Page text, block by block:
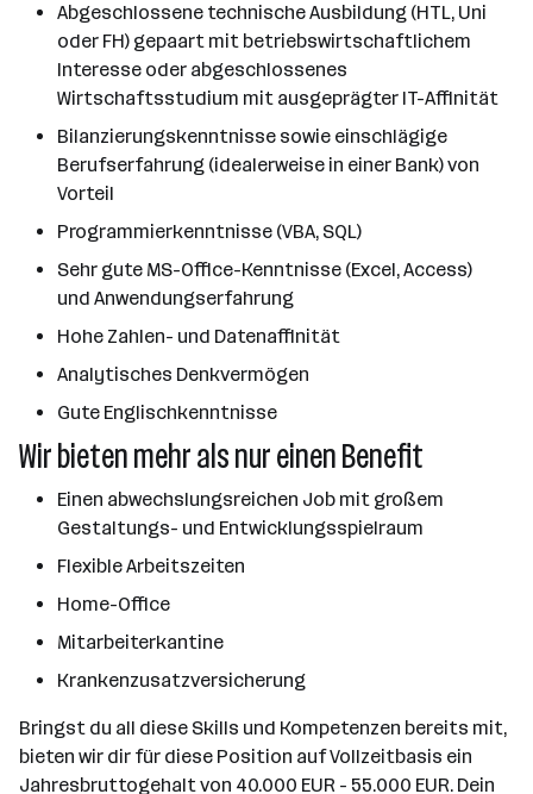
Abgeschlossene technische Ausbildung (HTL, Uni
oder FH) gepaart mit betriebswirtschaftlichem
Interesse oder abgeschlossenes
Wirtschaftsstudium mit ausgeprägter IT-Affinität
Bilanzierungskenntnisse sowie einschlägige
Berufserfahrung (idealerweise in einer Bank) von
Vorteil
Programmierkenntnisse (VBA, SQL)
Sehr gute MS-Office-Kenntnisse (Excel, Access)
und Anwendungserfahrung
Hohe Zahlen- und Datenaffinität
Analytisches Denkvermögen
Gute Englischkenntnisse
Wir bieten mehr als nur einen Benefit
Einen abwechslungsreichen Job mit großem
Gestaltungs- und Entwicklungsspielraum
Flexible Arbeitszeiten
Home-Office
Mitarbeiterkantine
Krankenzusatzversicherung
Bringst du all diese Skills und Kompetenzen bereits mit,
bieten wir dir für diese Position auf Vollzeitbasis ein
Jahresbruttogehalt von 40.000 EUR - 55.000 EUR. Dein